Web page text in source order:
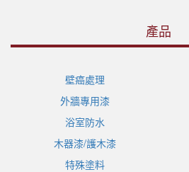
產品
壁癌處理
外牆專用漆
浴室防水
木器漆/護木漆
特殊塗料